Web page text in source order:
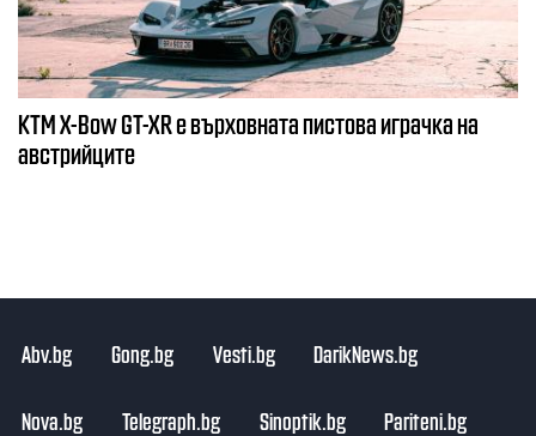
KTM X-Bow GT-XR е върховната пистова играчка на
австрийците
Abv.bg Gong.bg Vesti.bg DarikNews.bg
Nova.bg Telegraph.bg Sinoptik.bg Pariteni.bg